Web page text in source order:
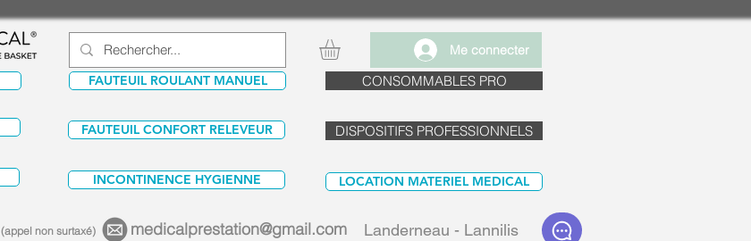
FAUTEUIL ROULANT MANUEL
Me connecter
CONSOMMABLES PRO
FAUTEUIL CONFORT RELEVEUR DISPOSITIFS PROFESSIONNELS
LOCATION MATERIEL MEDICAL
Landerneau - Lannilis
(appel non surtaxé) medicalprestation@gmail.com
INCONTINENCE HYGIENNE